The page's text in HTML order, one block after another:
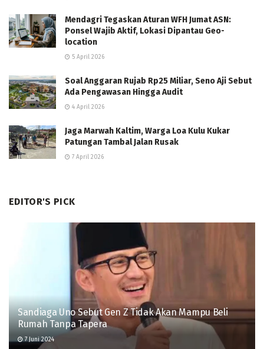
Mendagri Tegaskan Aturan WFH Jumat ASN:
Ponsel Wajib Aktif, Lokasi Dipantau Geo-
location
5 April 2026
Soal Anggaran Rujab Rp25 Miliar, Seno Aji Sebut
Ada Pengawasan Hingga Audit
4 April 2026
Jaga Marwah Kaltim, Warga Loa Kulu Kukar
Patungan Tambal Jalan Rusak
7 April 2026
EDITOR'S PICK
Sandiaga Uno Sebut Gen Z Tidak Akan Mampu Beli
Rumah Tanpa Tapera
7 Juni 2024